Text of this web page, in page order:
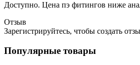
Доступно. Цена пэ фитингов ниже
Отзыв
Зарегистрируйтесь, чтобы создать
Популярные товары